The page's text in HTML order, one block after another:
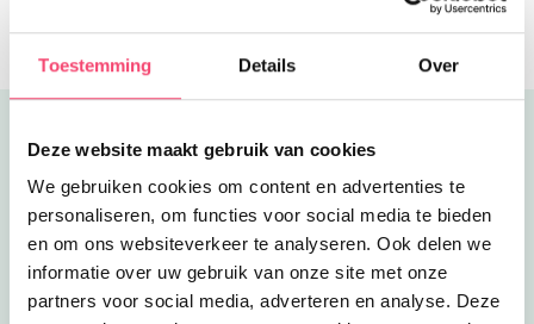
Toestemming Details Over
Deze website maakt gebruik van cookies
We gebruiken cookies om content en advertenties te
personaliseren, om functies voor social media te bieden
en om ons websiteverkeer te analyseren. Ook delen we
informatie over uw gebruik van onze site met onze
partners voor social media, adverteren en analyse. Deze
uitje deze zomer? Kom naar het
boerenerf!
Uitgelicht